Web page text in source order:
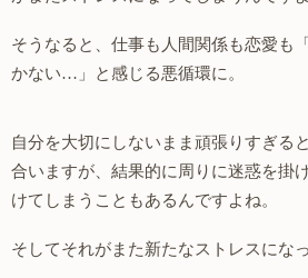
そうなると、仕事も人間関係も恋愛も
かない…」と感じる悪循環に。
自分を大切にしないまま頑張りすぎる
合いますが、結果的に周りに迷惑を掛
けてしまうこともあるんですよね。
そしてそれがまた新たなストレスにな